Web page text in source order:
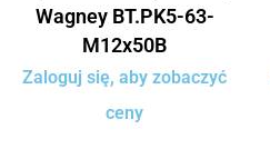
Wagney BT.PK5-63-
M12x50B
Zaloguj się, aby zobaczyć
ceny